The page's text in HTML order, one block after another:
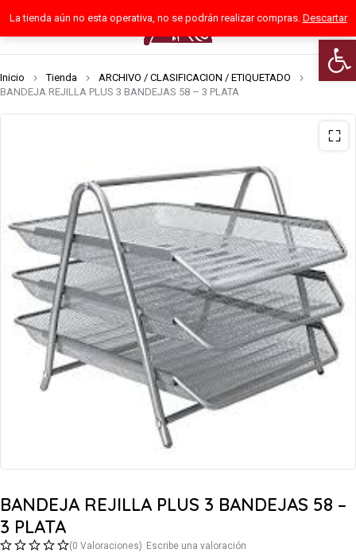
La tienda aún no esta operativa, no se podrán realizar compras. Descartar
0
Inicio Tienda
ARCHIVO / CLASIFICACION / ETIQUETADO
BANDEJA REJILLA PLUS 3 BANDEJAS 58 – 3 PLATA
BANDEJA REJILLA PLUS 3 BANDEJAS 58 –
3 PLATA
(0 Valoraciones) Escribe una valoración